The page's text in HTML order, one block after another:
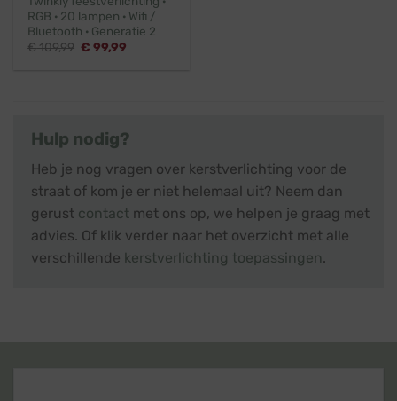
RGB · 20 lampen · Wifi /
Bluetooth · Generatie 2
€109,99 Oorspronkelijke
€ 99,99
Hulp nodig?
Heb je nog vragen over kerstverlichting voor de
straat of kom je er niet helemaal uit? Neem dan
gerust contact met ons op, we helpen je graag met
advies. Of klik verder naar het overzicht met alle
verschillende kerstverlichting toepassingen.